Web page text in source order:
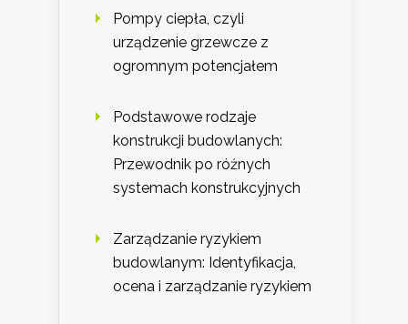
Pompy ciepła, czyli
urządzenie grzewcze z
ogromnym potencjałem
Podstawowe rodzaje
konstrukcji budowlanych:
Przewodnik po różnych
systemach konstrukcyjnych
Zarządzanie ryzykiem
budowlanym: Identyfikacja,
ocena i zarządzanie ryzykiem